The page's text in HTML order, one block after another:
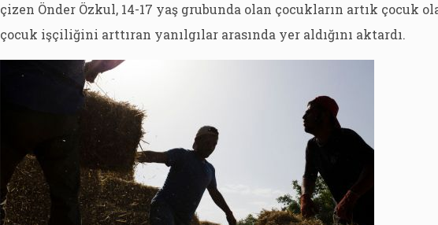
çizen Önder Özkul, 14-17 yaş grubunda olan çocukların artık çocuk
çocuk işçiliğini arttıran yanılgılar arasında yer aldığını aktardı.